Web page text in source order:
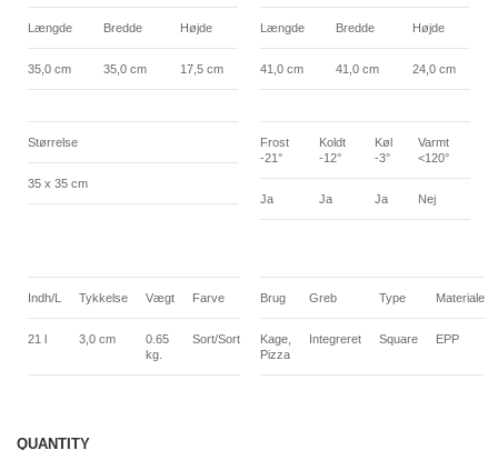
Længde Bredde Højde
35,0 cm 35,0 cm 17,5 cm
Længde Bredde Højde
41,0 cm 41,0 cm 24,0 cm
Størrelse
35 x 35 cm
Frost
-21°
Koldt
-12°
Køl
-3°
Varmt
<120°
Ja Ja Ja Nej
Indh/L Tykkelse Vægt Farve
21 l 3,0 cm
0.65
kg.
Sort/Sort
Brug Greb Type Materiale
Kage,
Pizza
Integreret Square EPP
QUANTITY